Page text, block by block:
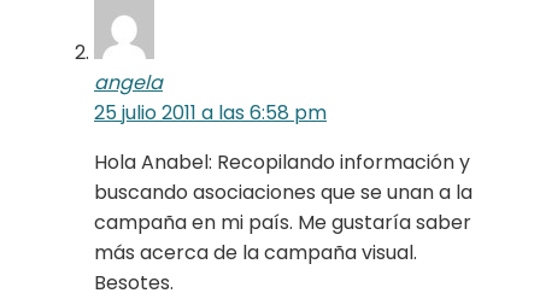
angela
25 julio 2011 a las 6:58 pm
Hola Anabel: Recopilando información y
buscando asociaciones que se unan a la
campaña en mi país. Me gustaría saber
más acerca de la campaña visual.
Besotes.